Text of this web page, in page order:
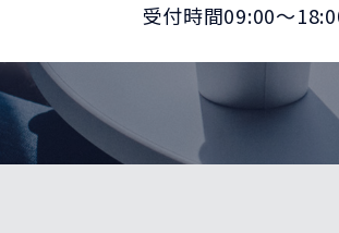
受付時間09:00～